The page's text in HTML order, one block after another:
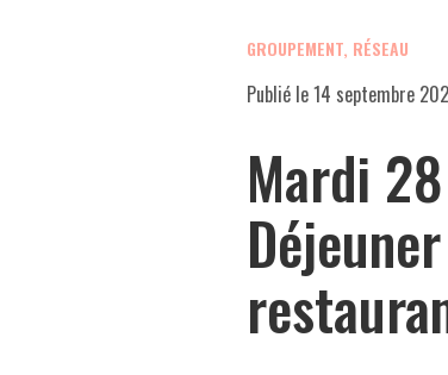
GROUPEMENT, RÉSEAU
Publié le14 septembre
Mardi